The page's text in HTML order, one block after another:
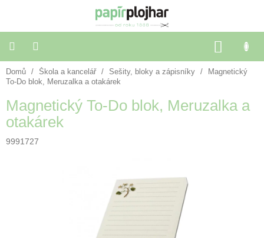
KOŠÍK
Balení
dárků
Dekorace
a
doplňky
Domů / Škola a kancelář / Sešity, bloky a zápisníky /
Magnetický
To-Do blok, Meruzalka a otakárek
Magnetický To-Do blok, Meruzalka a
otakárek
9991727